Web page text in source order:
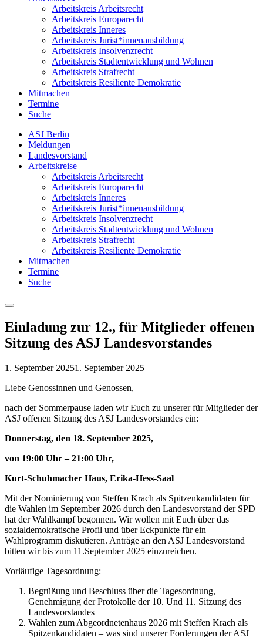
Arbeitskreis Arbeitsrecht
Arbeitskreis Europarecht
Arbeitskreis Inneres
Arbeitskreis Jurist*innen­ausbildung
Arbeitskreis Insolvenzrecht
Arbeitskreis Stadt­entwicklung und Wohnen
Arbeitskreis Strafrecht
Arbeitskreis Resiliente Demokratie
Mitmachen
Termine
Suche
ASJ Berlin
Meldungen
Landesvorstand
Arbeitskreise
Arbeitskreis Arbeitsrecht
Arbeitskreis Europarecht
Arbeitskreis Inneres
Arbeitskreis Jurist*innen­ausbildung
Arbeitskreis Insolvenzrecht
Arbeitskreis Stadt­entwicklung und Wohnen
Arbeitskreis Strafrecht
Arbeitskreis Resiliente Demokratie
Mitmachen
Termine
Suche
Menu
Einladung zur 12., für Mitglieder offenen
Sitzung des ASJ Landesvorstandes
1. September 20251. September 2025
Liebe Genossinnen und Genossen,
nach der Sommerpause laden wir Euch zu unserer für Mitglieder der
ASJ offenen Sitzung des ASJ Landesvorstandes ein:
Donnerstag, den 18. September 2025,
von 19:00 Uhr – 21:00 Uhr,
Kurt-Schuhmacher Haus, Erika-Hess-Saal
Mit der Nominierung von Steffen Krach als Spitzenkandidaten für
die Wahlen im September 2026 durch den Landesvorstand der SPD
hat der Wahlkampf begonnen. Wir wollen mit Euch über das
sozialdemokratische Profil und über Eckpunkte für ein
Wahlprogramm diskutieren. Anträge an den ASJ Landesvorstand
bitten wir bis zum 11.September 2025 einzureichen.
Vorläufige Tagesordnung:
Begrüßung und Beschluss über die Tagesordnung,
Genehmigung der Protokolle der 10. Und 11. Sitzung des
Landesvorstandes
Wahlen zum Abgeordnetenhaus 2026 mit Steffen Krach als
Spitzenkandidaten – was sind unserer Forderungen der ASJ